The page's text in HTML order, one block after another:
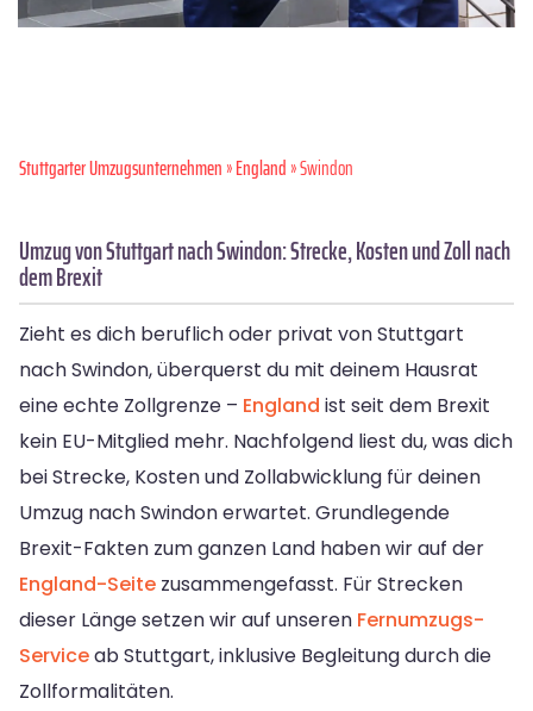
Stuttgarter Umzugsunternehmen»England» Swindon
Umzug von Stuttgart nach Swindon: Strecke, Kosten und Zoll nach
dem Brexit
Zieht es dich beruflich oder privat von Stuttgart
nach Swindon, überquerst du mit deinem Hausrat
eine echte Zollgrenze – England ist seit dem Brexit
kein EU-Mitglied mehr. Nachfolgend liest du, was dich
bei Strecke, Kosten und Zollabwicklung für deinen
Umzug nach Swindon erwartet. Grundlegende
Brexit-Fakten zum ganzen Land haben wir auf der
England-Seite zusammengefasst. Für Strecken
dieser Länge setzen wir auf unseren Fernumzugs-
Serviceab Stuttgart, inklusive Begleitung durch die
Zollformalitäten.